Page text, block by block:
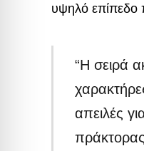
υψηλό επίπεδο
“Η σειρά
απειλές